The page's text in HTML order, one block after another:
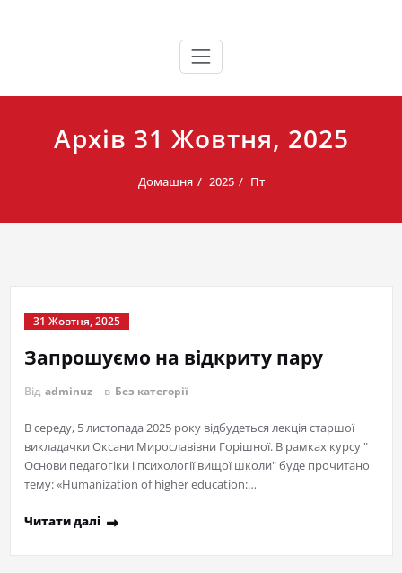
Кафедра українознавства і
філософії
національного технічного університету імені Івана Пулюя
Архів 31 Жовтня, 2025
Домашня 2025 Пт
31 Жовтня, 2025
Запрошуємо на відкриту пару
Від adminuz в Без категорії
В середу, 5 листопада 2025 року відбудеться лекція старшої
викладачки Оксани Мирославівни Горішної. В рамках курсу "
Основи педагогіки і психології вищої школи" буде прочитано
тему: «Humanization of higher education:…
Читати далі